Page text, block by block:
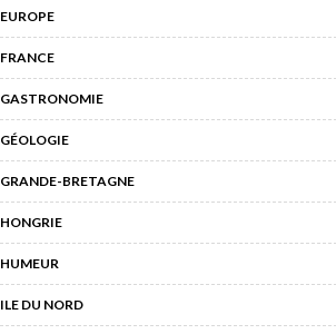
EUROPE
FRANCE
GASTRONOMIE
GÉOLOGIE
GRANDE-BRETAGNE
HONGRIE
HUMEUR
ILE DU NORD